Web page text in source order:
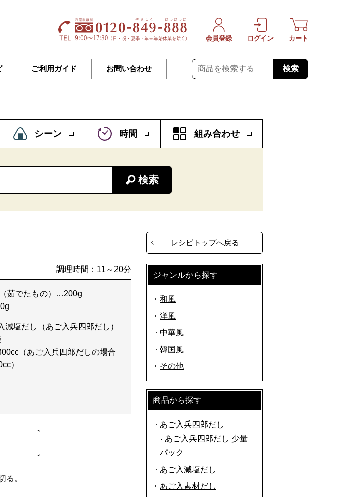
ご利用ガイド お問い合わせ 検索
会員登録 ログイン カート
シーン 時間 組み合わせ
検索
調理時間：11～20分
茹でたもの）…200g
減塩だし（あご入兵四郎だし）
（あご入兵四郎だしの場合
）
る。
レシピトップへ戻る
ジャンルから探す
和風
洋風
中華風
韓国風
その他
商品から探す
あご入兵四郎だし
あご入兵四郎だし 少量
パック
あご入減塩だし
あご入素材だし